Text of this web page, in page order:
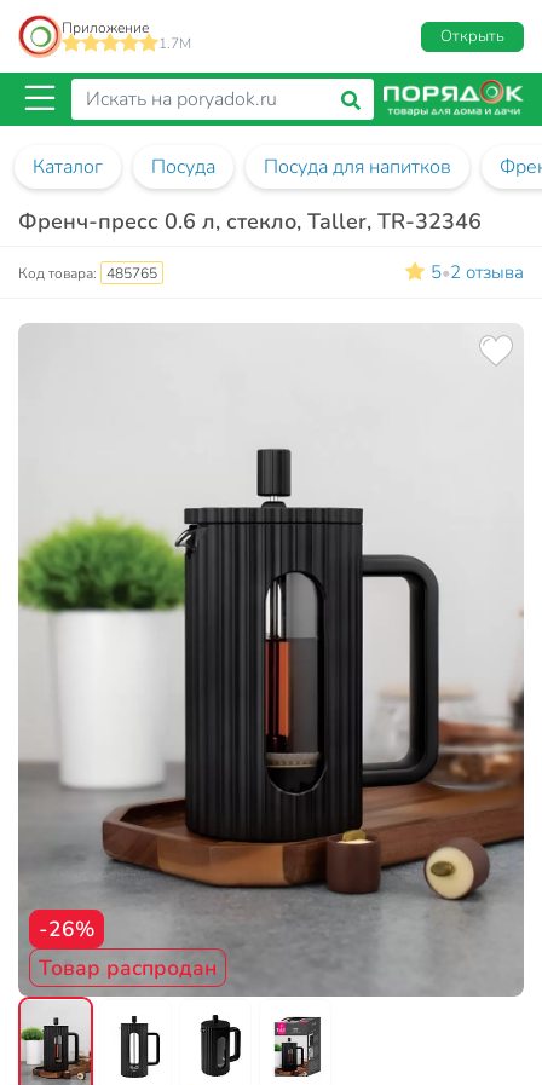
Приложение
1.7M
Открыть
Каталог Посуда Посуда для напитков
Френч-пресс 0.6 л, стекло, Taller, TR-32346
Код товара: 485765 5•2 отзыва
-26%
Товар распродан